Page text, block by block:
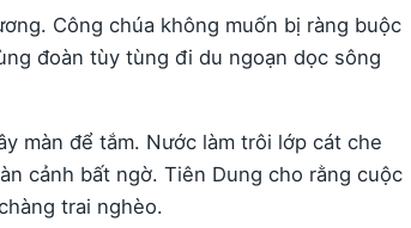
Công chúa không muốn bị ràng buộc
đoàn tùy tùng đi du ngoạn dọc sông
màn để tắm. Nước làm trôi lớp cát che
cảnh bất ngờ. Tiên Dung cho rằng cuộc
trai nghèo.